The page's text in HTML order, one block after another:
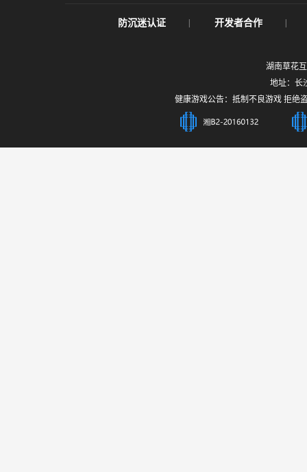
防沉迷认证 开发者合作
湖南草花
地址：长
健康游戏公告：抵制不良游戏 拒绝